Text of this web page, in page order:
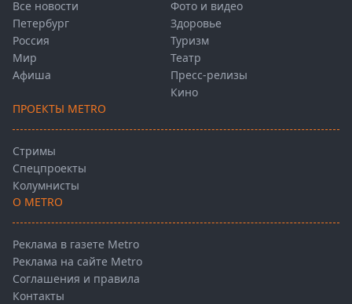
Все новости
Петербург
Россия
Мир
Афиша
Фото и видео
Здоровье
Туризм
Театр
Пресс-релизы
Кино
ПРОЕКТЫ METRO
Стримы
Спецпроекты
Колумнисты
О METRO
Реклама в газете Metro
Реклама на сайте Metro
Соглашения и правила
Контакты